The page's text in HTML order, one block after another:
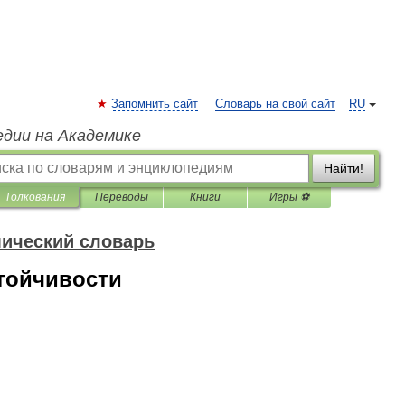
RU
Запомнить сайт Словарь на свой сайт
на Академике
Найти!
Толкования Переводы Книги Игры ⚽
словарь